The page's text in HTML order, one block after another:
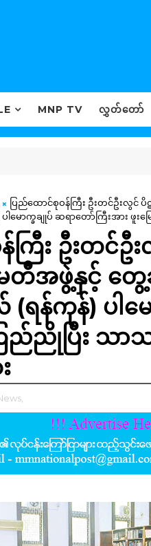
MNP TV လွှတ်တော်
ပြည်ထောင်စုဝန်ကြီး ဦးတင်ဦးလွ
ောက္ခချုပ် ဆရာတော်ကြီးအား ဖူ
ကြီး ဦးတင်
တီအဖွဲ့နှင့် တွေ့
န်ကုန်) ပါမေ
ကြည်ညိုပြီး သ